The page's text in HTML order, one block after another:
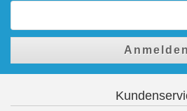
Anmelden